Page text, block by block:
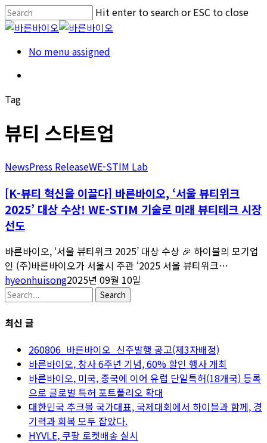
Skip
to
content
Hit enter to search or ESC to close
Close
Menu No menu assigned
Tag
뷰티 스타트업
NewsPress ReleaseWE-STIM Lab
[K-뷰티 혁신을 이끌다] 바른바이오, ‘서울 뷰티위크
2025’ 대상 수상! WE-STIM 기술로 미래 뷰티테크 시장
선도
바른바이오, ‘서울 뷰티위크 2025’ 대상 수상 🎉 하이블의 모기업
인 (주)바른바이오가 서울시 주관 ‘2025 서울 뷰티위크…
hyeonhuisong2025년 09월 10일
Search
최신 글
260806_바른바이오_신주발행 공고(제3자배정)
바른바이오, 창사 6주년 기념, 60% 할인 행사 개최
바른바이오, 미국, 중국에 이어 유럽 단일특허(18개국) 등록
으로 글로벌 특허 포트폴리오 확대
대한민국 추크볼 국가대표, 국제대회에서 하이블과 함께, 경
기력과 회복 모두 잡았다.
HYVLE, 쿠팡 로켓배송 실시